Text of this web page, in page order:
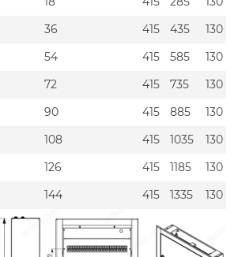
36 415 435
130
54 415 585
130
72 415 735
130
90 415 885
130
108 415 1035
130
126 415 1185
130
144 415 1335 130